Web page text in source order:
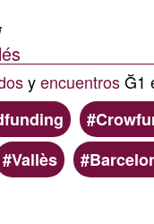
yencuentrosĞ1
Vallès